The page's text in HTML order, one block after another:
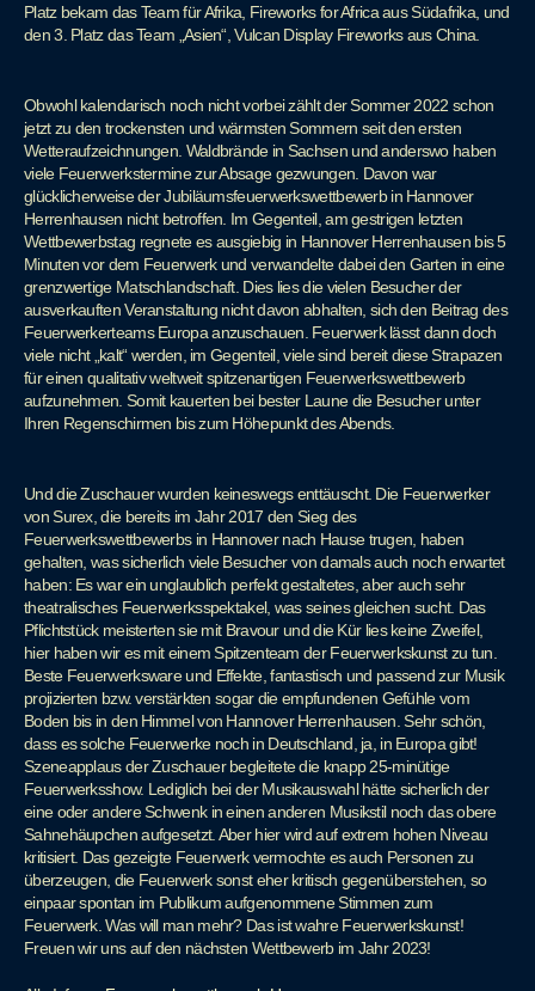
Platz bekam das Team für Afrika, Fireworks for Africa aus Südafrika, und
den 3. Platz das Team „Asien“, Vulcan Display Fireworks aus China.
Obwohl kalendarisch noch nicht vorbei zählt der Sommer 2022 schon
jetzt zu den trockensten und wärmsten Sommern seit den ersten
Wetteraufzeichnungen. Waldbrände in Sachsen und anderswo haben
viele Feuerwerkstermine zur Absage gezwungen. Davon war
glücklicherweise der Jubiläumsfeuerwerkswettbewerb in Hannover
Herrenhausen nicht betroffen. Im Gegenteil, am gestrigen letzten
Wettbewerbstag regnete es ausgiebig in Hannover Herrenhausen bis 5
Minuten vor dem Feuerwerk und verwandelte dabei den Garten in eine
grenzwertige Matschlandschaft. Dies lies die vielen Besucher der
ausverkauften Veranstaltung nicht davon abhalten, sich den Beitrag des
Feuerwerkerteams Europa anzuschauen. Feuerwerk lässt dann doch
viele nicht „kalt“ werden, im Gegenteil, viele sind bereit diese Strapazen
für einen qualitativ weltweit spitzenartigen Feuerwerkswettbewerb
aufzunehmen. Somit kauerten bei bester Laune die Besucher unter
Ihren Regenschirmen bis zum Höhepunkt des Abends.
Und die Zuschauer wurden keineswegs enttäuscht. Die Feuerwerker
von Surex, die bereits im Jahr 2017 den Sieg des
Feuerwerkswettbewerbs in Hannover nach Hause trugen, haben
gehalten, was sicherlich viele Besucher von damals auch noch erwartet
haben: Es war ein unglaublich perfekt gestaltetes, aber auch sehr
theatralisches Feuerwerksspektakel, was seines gleichen sucht. Das
Pflichtstück meisterten sie mit Bravour und die Kür lies keine Zweifel,
hier haben wir es mit einem Spitzenteam der Feuerwerkskunst zu tun.
Beste Feuerwerksware und Effekte, fantastisch und passend zur Musik
projizierten bzw. verstärkten sogar die empfundenen Gefühle vom
Boden bis in den Himmel von Hannover Herrenhausen. Sehr schön,
dass es solche Feuerwerke noch in Deutschland, ja, in Europa gibt!
Szeneapplaus der Zuschauer begleitete die knapp 25-minütige
Feuerwerksshow. Lediglich bei der Musikauswahl hätte sicherlich der
eine oder andere Schwenk in einen anderen Musikstil noch das obere
Sahnehäupchen aufgesetzt. Aber hier wird auf extrem hohen Niveau
kritisiert. Das gezeigte Feuerwerk vermochte es auch Personen zu
überzeugen, die Feuerwerk sonst eher kritisch gegenüberstehen, so
einpaar spontan im Publikum aufgenommene Stimmen zum
Feuerwerk. Was will man mehr? Das ist wahre Feuerwerkskunst!
Freuen wir uns auf den nächsten Wettbewerb im Jahr 2023!